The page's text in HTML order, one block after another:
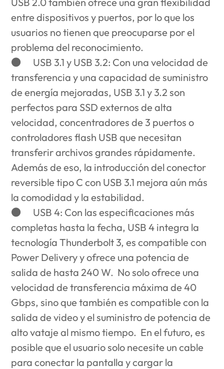
entre dispositivos y puertos, por lo que los
usuarios no tienen que preocuparse por el
problema del reconocimiento.
● USB 3.1 y USB 3.2: Con una velocidad de
transferencia y una capacidad de suministro
de energía mejoradas, USB 3.1 y 3.2 son
perfectos para SSD externos de alta
velocidad, concentradores de 3 puertos o
controladores flash USB que necesitan
transferir archivos grandes rápidamente.
Además de eso, la introducción del conector
reversible tipo C con USB 3.1 mejora aún más
la comodidad y la estabilidad.
● USB 4: Con las especificaciones más
completas hasta la fecha, USB 4 integra la
tecnología Thunderbolt 3, es compatible con
Power Delivery y ofrece una potencia de
salida de hasta 240 W. No solo ofrece una
velocidad de transferencia máxima de 40
Gbps, sino que también es compatible con la
salida de video y el suministro de potencia de
alto vataje al mismo tiempo. En el futuro, es
posible que el usuario solo necesite un cable
para conectar la pantalla y cargar la